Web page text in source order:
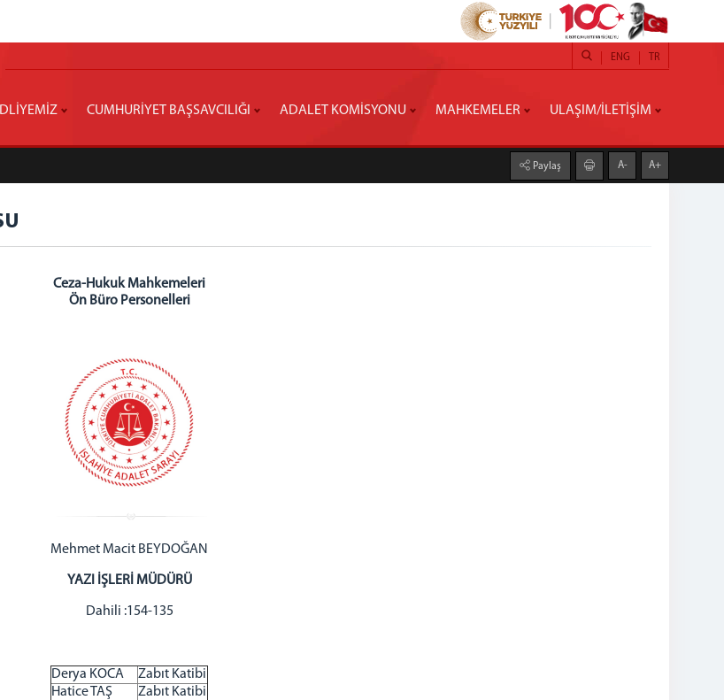
TR
ENG
CUMHURİYET BAŞSAVCILIĞI ADALET KOMİSYONU MAHKEMELER ULAŞIM/İLETİŞİM
Paylaş A- A+
Ceza-Hukuk Mahkemeleri
Ön Büro Personelleri
Mehmet Macit BEYDOĞAN
YAZI İŞLERİ MÜDÜRÜ
Dahili :154-135
Derya KOCA
Zabıt Katibi
Hatice TAŞ
Zabıt Katibi